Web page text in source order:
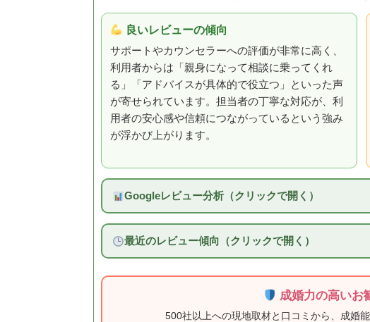
良いレビューの傾向
サポートやカウンセラーへの評価が非常に高く、
利用者からは「親身になって相談に乗ってくれ
る」「アドバイスが具体的で役立つ」といった声
が寄せられています。担当者の丁寧な対応が、利
用者の安心感や信頼につながっているという強み
が浮かび上がります。
Googleレビュー分析（クリックで開く）
最近のレビュー傾向（クリックで開く）
成婚力の高いお
500社以上への現地取材と口コミから、成婚